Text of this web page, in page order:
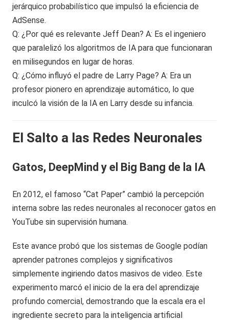
jerárquico probabilístico que impulsó la eficiencia de
AdSense.
Q: ¿Por qué es relevante Jeff Dean? A: Es el ingeniero
que paralelizó los algoritmos de IA para que funcionaran
en milisegundos en lugar de horas.
Q: ¿Cómo influyó el padre de Larry Page? A: Era un
profesor pionero en aprendizaje automático, lo que
inculcó la visión de la IA en Larry desde su infancia.
El Salto a las Redes Neuronales
Gatos, DeepMind y el Big Bang de la IA
En 2012, el famoso “Cat Paper” cambió la percepción
interna sobre las redes neuronales al reconocer gatos en
YouTube sin supervisión humana.
Este avance probó que los sistemas de Google podían
aprender patrones complejos y significativos
simplemente ingiriendo datos masivos de video. Este
experimento marcó el inicio de la era del aprendizaje
profundo comercial, demostrando que la escala era el
ingrediente secreto para la inteligencia artificial